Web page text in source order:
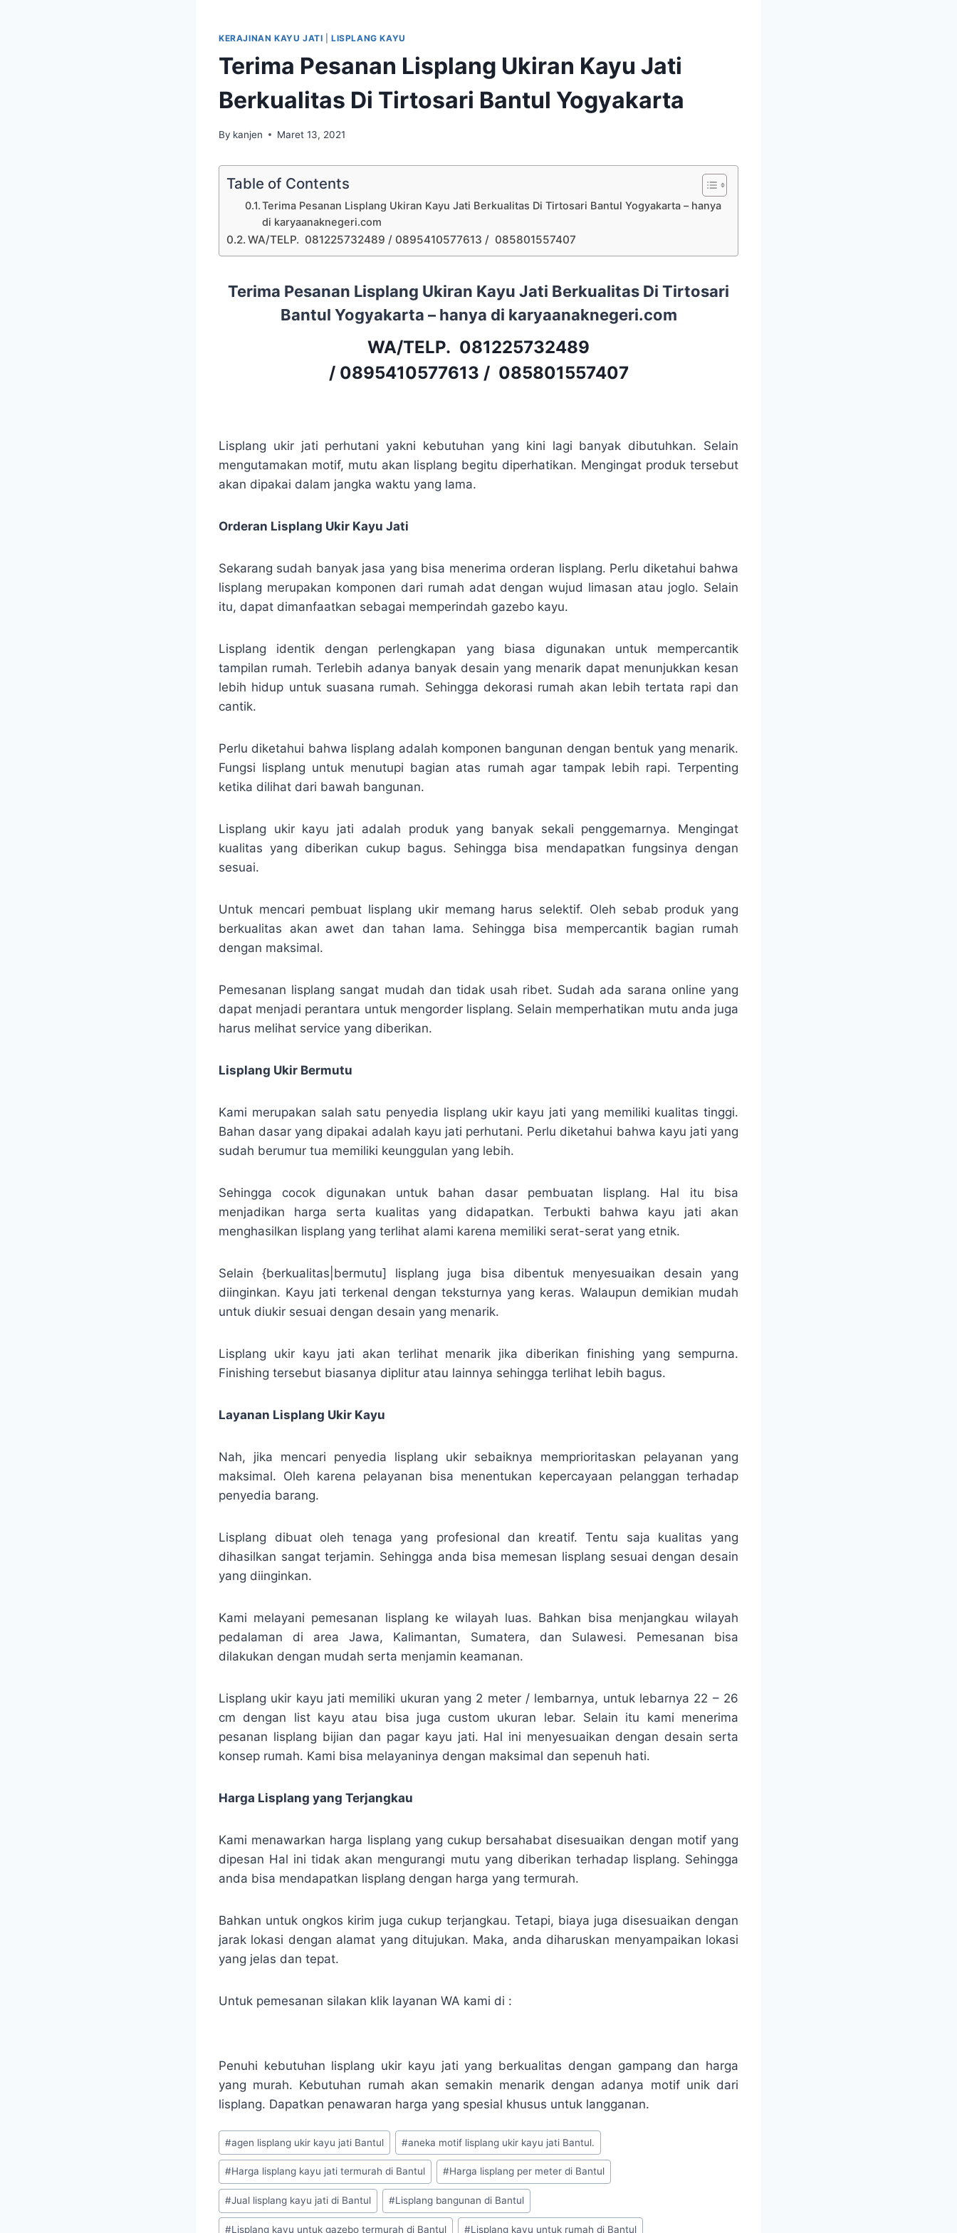
KERAJINAN KAYU JATI |LISPLANG KAYU
Terima Pesanan Lisplang Ukiran Kayu Jati
Berkualitas Di Tirtosari Bantul Yogyakarta
By kanjen Maret 13, 2021
Table of Contents
Terima Pesanan Lisplang Ukiran Kayu Jati Berkualitas Di Tirtosari Bantul Yogyakarta – hanya
di karyaanaknegeri.com
WA/TELP. 081225732489 / 0895410577613 / 085801557407
Terima Pesanan Lisplang Ukiran Kayu Jati Berkualitas Di Tirtosari
Bantul Yogyakarta – hanya di karyaanaknegeri.com
WA/TELP. 081225732489
/ 0895410577613 / 085801557407
Lisplang ukir jati perhutani yakni kebutuhan yang kini lagi banyak dibutuhkan. Selain
mengutamakan motif, mutu akan lisplang begitu diperhatikan. Mengingat produk tersebut
akan dipakai dalam jangka waktu yang lama.
Orderan Lisplang Ukir Kayu Jati
Sekarang sudah banyak jasa yang bisa menerima orderan lisplang. Perlu diketahui bahwa
lisplang merupakan komponen dari rumah adat dengan wujud limasan atau joglo. Selain
itu, dapat dimanfaatkan sebagai memperindah gazebo kayu.
Lisplang identik dengan perlengkapan yang biasa digunakan untuk mempercantik
tampilan rumah. Terlebih adanya banyak desain yang menarik dapat menunjukkan kesan
lebih hidup untuk suasana rumah. Sehingga dekorasi rumah akan lebih tertata rapi dan
cantik.
Perlu diketahui bahwa lisplang adalah komponen bangunan dengan bentuk yang menarik.
Fungsi lisplang untuk menutupi bagian atas rumah agar tampak lebih rapi. Terpenting
ketika dilihat dari bawah bangunan.
Lisplang ukir kayu jati adalah produk yang banyak sekali penggemarnya. Mengingat
kualitas yang diberikan cukup bagus. Sehingga bisa mendapatkan fungsinya dengan
sesuai.
Untuk mencari pembuat lisplang ukir memang harus selektif. Oleh sebab produk yang
berkualitas akan awet dan tahan lama. Sehingga bisa mempercantik bagian rumah
dengan maksimal.
Pemesanan lisplang sangat mudah dan tidak usah ribet. Sudah ada sarana online yang
dapat menjadi perantara untuk mengorder lisplang. Selain memperhatikan mutu anda juga
harus melihat service yang diberikan.
Lisplang Ukir Bermutu
Kami merupakan salah satu penyedia lisplang ukir kayu jati yang memiliki kualitas tinggi.
Bahan dasar yang dipakai adalah kayu jati perhutani. Perlu diketahui bahwa kayu jati yang
sudah berumur tua memiliki keunggulan yang lebih.
Sehingga cocok digunakan untuk bahan dasar pembuatan lisplang. Hal itu bisa
menjadikan harga serta kualitas yang didapatkan. Terbukti bahwa kayu jati akan
menghasilkan lisplang yang terlihat alami karena memiliki serat-serat yang etnik.
Selain {berkualitas|bermutu] lisplang juga bisa dibentuk menyesuaikan desain yang
diinginkan. Kayu jati terkenal dengan teksturnya yang keras. Walaupun demikian mudah
untuk diukir sesuai dengan desain yang menarik.
Lisplang ukir kayu jati akan terlihat menarik jika diberikan finishing yang sempurna.
Finishing tersebut biasanya diplitur atau lainnya sehingga terlihat lebih bagus.
Layanan Lisplang Ukir Kayu
Nah, jika mencari penyedia lisplang ukir sebaiknya memprioritaskan pelayanan yang
maksimal. Oleh karena pelayanan bisa menentukan kepercayaan pelanggan terhadap
penyedia barang.
Lisplang dibuat oleh tenaga yang profesional dan kreatif. Tentu saja kualitas yang
dihasilkan sangat terjamin. Sehingga anda bisa memesan lisplang sesuai dengan desain
yang diinginkan.
Kami melayani pemesanan lisplang ke wilayah luas. Bahkan bisa menjangkau wilayah
pedalaman di area Jawa, Kalimantan, Sumatera, dan Sulawesi. Pemesanan bisa
dilakukan dengan mudah serta menjamin keamanan.
Lisplang ukir kayu jati memiliki ukuran yang 2 meter / lembarnya, untuk lebarnya 22 – 26
cm dengan list kayu atau bisa juga custom ukuran lebar. Selain itu kami menerima
pesanan lisplang bijian dan pagar kayu jati. Hal ini menyesuaikan dengan desain serta
konsep rumah. Kami bisa melayaninya dengan maksimal dan sepenuh hati.
Harga Lisplang yang Terjangkau
Kami menawarkan harga lisplang yang cukup bersahabat disesuaikan dengan motif yang
dipesan Hal ini tidak akan mengurangi mutu yang diberikan terhadap lisplang. Sehingga
anda bisa mendapatkan lisplang dengan harga yang termurah.
Bahkan untuk ongkos kirim juga cukup terjangkau. Tetapi, biaya juga disesuaikan dengan
jarak lokasi dengan alamat yang ditujukan. Maka, anda diharuskan menyampaikan lokasi
yang jelas dan tepat.
Untuk pemesanan silakan klik layanan WA kami di :
Penuhi kebutuhan lisplang ukir kayu jati yang berkualitas dengan gampang dan harga
yang murah. Kebutuhan rumah akan semakin menarik dengan adanya motif unik dari
lisplang. Dapatkan penawaran harga yang spesial khusus untuk langganan.
#agen lisplang ukir kayu jati Bantul #aneka motif lisplang ukir kayu jati Bantul.
#Harga lisplang kayu jati termurah di Bantul #Harga lisplang per meter di Bantul
#Jual lisplang kayu jati di Bantul #Lisplang bangunan di Bantul
#Lisplang kayu untuk gazebo termurah di Bantul #Lisplang kayu untuk rumah di Bantul